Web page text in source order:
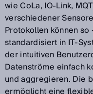
wie CoLa, IO-Link,
verschiedener
Protokollen können
standardisiert in IT-
der intuitiven
Datenströme einfach
und aggregieren. Die